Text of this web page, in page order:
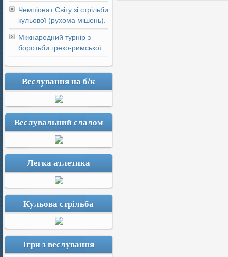
Чемпіонат Світу зі стрільби
кульової (рухома мішень).
Міжнародний турнір з
боротьби греко-римської.
Веслування на б/к
Веслувальний слалом
Легка атлетика
Кульова стрільба
Ігри з веслування